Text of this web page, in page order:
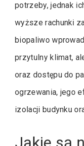
potrzeby, jednak
wyższe rachunki
biopaliwo
przytulny klimat,
oraz dostępu do
ogrzewania, jego
izolacji budynku